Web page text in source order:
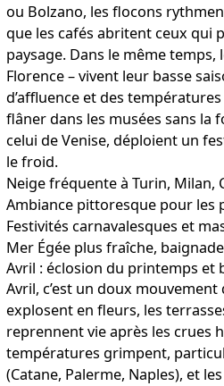
ou Bolzano, les flocons
que les cafés abritent ceux qui
paysage. Dans le même temps,
Florence – vivent leur basse
d’affluence et des
flâner dans les musées sans la
celui de Venise, déploient un
le froid.
Neige fréquente à Turin, Milan,
Ambiance pittoresque pour les
Festivités carnavalesques et
Mer Égée plus fraîche,
Avril : éclosion du printemps et
Avril, c’est un doux
explosent en fleurs, les
reprennent vie après les crues
températures grimpent,
(Catane, Palerme, Naples), et